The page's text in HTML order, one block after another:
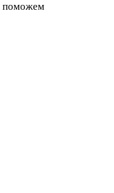
поможем